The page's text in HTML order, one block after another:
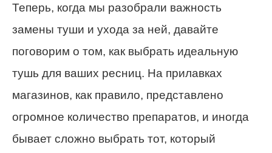
Теперь, когда мы разобрали важность
замены туши и ухода за ней, давайте
поговорим о том, как выбрать идеальную
тушь для ваших ресниц. На прилавках
магазинов, как правило, представлено
огромное количество препаратов, и иногда
бывает сложно выбрать тот, который